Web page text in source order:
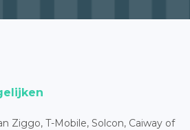
Ziggo, T-Mobile, Solcon, Caiway of